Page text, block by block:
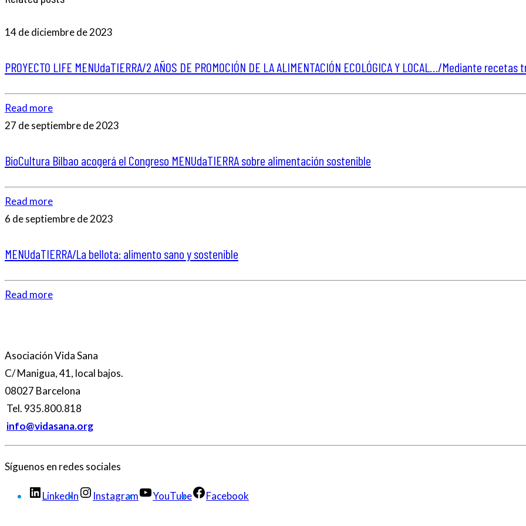
14 de diciembre de 2023
PROYECTO LIFE MENUdaTIERRA/2 AÑOS DE PROMOCIÓN DE LA ALIMENTACIÓN ECOLÓGICA Y LOCAL…/Mediante
Read more
27 de septiembre de 2023
BioCultura Bilbao acogerá el Congreso MENUdaTIERRA sobre alimentación sostenible
Read more
6 de septiembre de 2023
MENUdaTIERRA/La bellota: alimento sano y sostenible
Read more
Asociación Vida Sana
C/ Manigua, 41, local bajos.
08027 Barcelona
Tel. 935.800.818
info@vidasana.org
Síguenos en redes sociales
LinkedIn Instagram YouTube Facebook